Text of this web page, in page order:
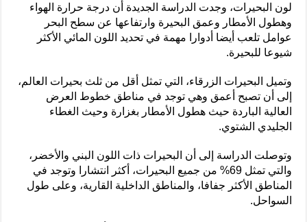
لون البحيرات، وجدت الدراسة الجديدة أن درجة حرارة الهواء
وهطول الأمطار وعمق البحيرة وارتفاعها عن سطح البحر
عوامل تلعب أيضا أدوارا مهمة في تحديد اللون المائي الأكثر
شيوعا للبحيرة.
وتميل البحيرات الزرقاء، التي تمثل أقل من ثلث بحيرات العالم،
إلى أن تصبح أعمق وهي توجد في مناطق خطوط العرض
العالية الباردة حيث هطول الأمطار بغزارة وحيث الغطاء
الجليدي الشتوي.
وتوصلت الدراسة إلى أن البحيرات ذات اللون البني والأخضر،
والتي تمثل 69% من جميع البحيرات، أكثر انتشارا وتوجد في
المناطق الأكثر جفافا، والمناطق الداخلية القارية، وعلى طول
السواحل.